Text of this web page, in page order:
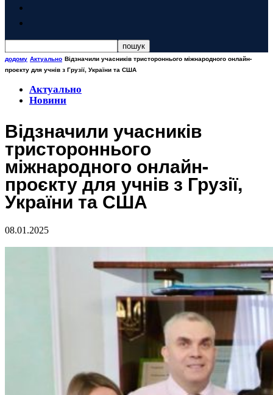
додому Актуально Відзначили учасників тристороннього міжнародного онлайн-
проєкту для учнів з Грузії, України та США
Актуально
Новини
Відзначили учасників
тристороннього
міжнародного онлайн-
проєкту для учнів з Грузії,
України та США
08.01.2025